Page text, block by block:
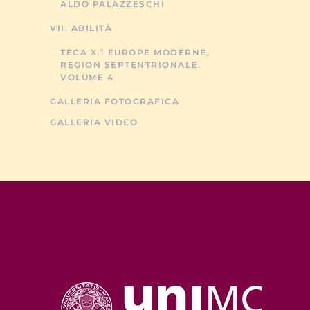
ALDO PALAZZESCHI
VII. ABILITÀ
TECA X.1 EUROPE MODERNE,
REGION SEPTENTRIONALE.
VOLUME 4
GALLERIA FOTOGRAFICA
GALLERIA VIDEO